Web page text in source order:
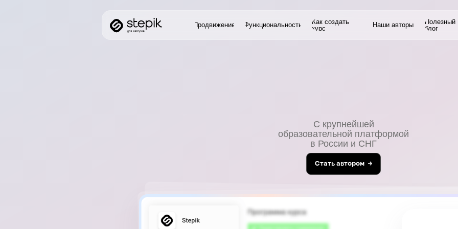
Продвижение Функциональность курс Наши авторы блог
образовательной платформой
в России и СНГ
Cтать автором